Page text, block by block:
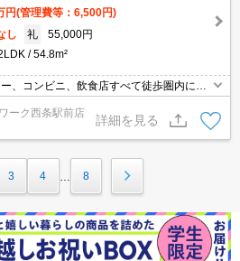
円(管理費等：6,500円)
し 礼
55,000円
54.8m²
、コンビニ、飲食店すべて徒歩圏内にあ
何をするにも利便性の高い物件♪日当り良
干したくなる物件です♪広々リビングは家
取れる広さでゆったりと♪集合住宅です
、音を気にする心配は要りません！！
ーク西条駅前店
詳細を見る
3 4 8